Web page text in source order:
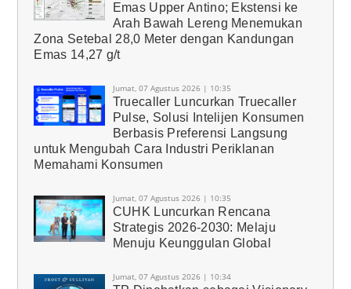
Emas Upper Antino; Ekstensi ke
Arah Bawah Lereng Menemukan
Zona Setebal 28,0 Meter dengan Kandungan
Emas 14,27 g/t
Jumat, 07 Agustus 2026 | 10:35
Truecaller Luncurkan Truecaller
Pulse, Solusi Intelijen Konsumen
Berbasis Preferensi Langsung
untuk Mengubah Cara Industri Periklanan
Memahami Konsumen
Jumat, 07 Agustus 2026 | 10:35
CUHK Luncurkan Rencana
Strategis 2026-2030: Melaju
Menuju Keunggulan Global
Jumat, 07 Agustus 2026 | 10:34